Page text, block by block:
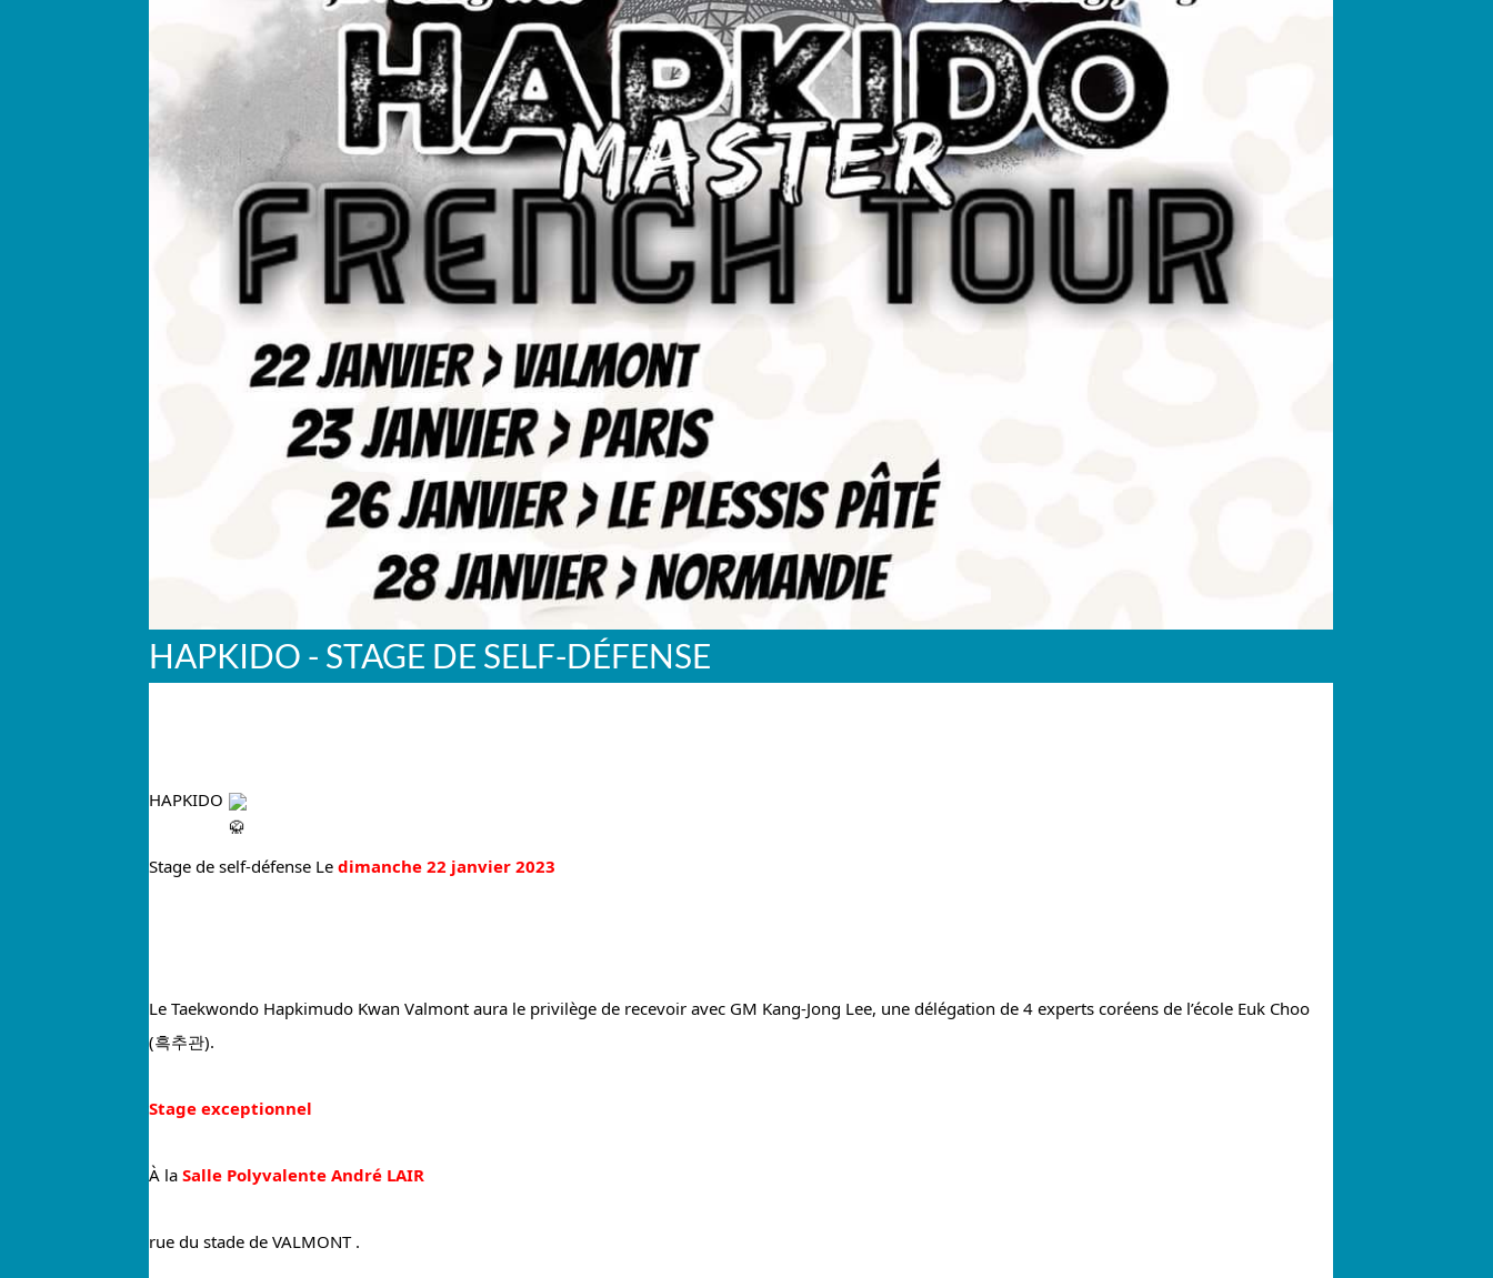
HAPKIDO - STAGE DE SELF-DÉFENSE
HAPKIDO
Stage de self-défense Le dimanche 22 janvier 2023
Le Taekwondo Hapkimudo Kwan Valmont aura le privilège de recevoir avec GM Kang-Jong Lee, une délégation de 4 experts coréens de l’école Euk Choo
(흑추관).
Stage exceptionnel
À la Salle Polyvalente André LAIR
rue du stade de VALMONT .